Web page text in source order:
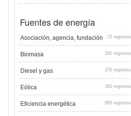
Fuentes de energía
Asociación, agencia, fundación 72 registros
Biomasa 291 registros
Diesel y gas 270 registros
Eólica 362 registros
Eficiencia energética 885 registros